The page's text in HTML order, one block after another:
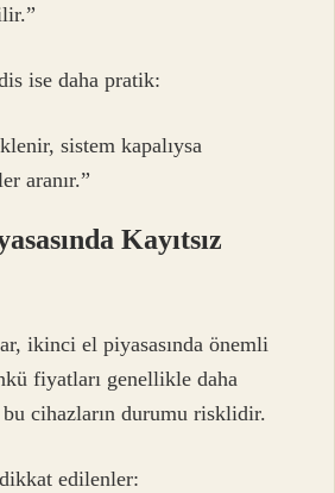
ise daha pratik:
sistem kapalıysa
aranır.”
Kayıtsız
ikinci el piyasasında önemli
fiyatları genellikle daha
cihazların durumu risklidir.
edilenler: